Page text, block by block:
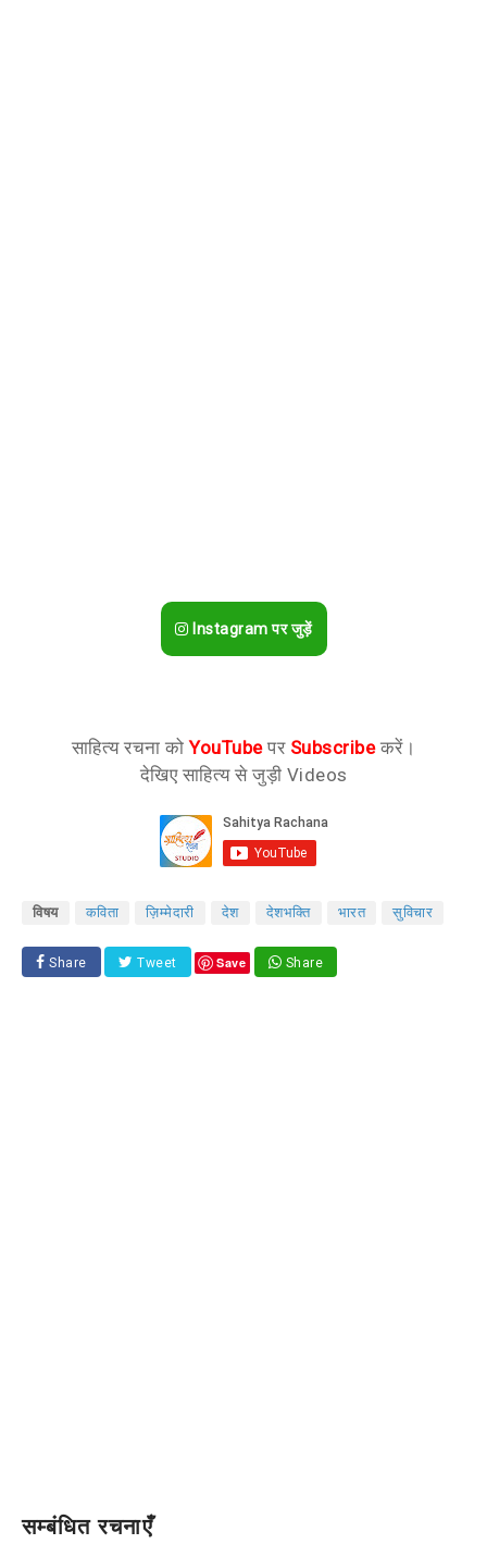
Instagram पर जुड़ें
साहित्य रचना कोYouTubeपर Subscribeकरें।
देखिए साहित्य से जुड़ी Videos
विषय कविता ज़िम्मेदारी देश देशभक्ति भारत सुविचार
Share Tweet Save Share
सम्बंधित रचनाएँ